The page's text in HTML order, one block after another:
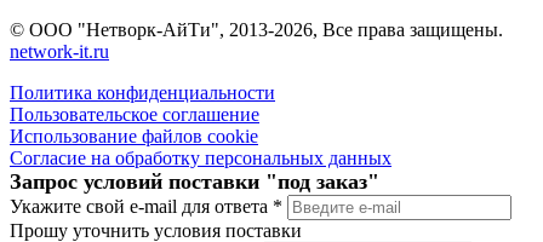
© ООО "Нетворк-АйТи", 2013-2026, Все права защищены.
network-it.ru
Политика конфиденциальности
Пользовательское соглашение
Использование файлов cookie
Согласие на обработку персональных данных
Запрос условий поставки "под заказ"
Укажите свой e-mail для ответа *
Прошу уточнить условия поставки